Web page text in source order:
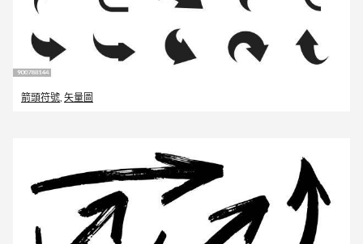
箭頭符號 矢量圖